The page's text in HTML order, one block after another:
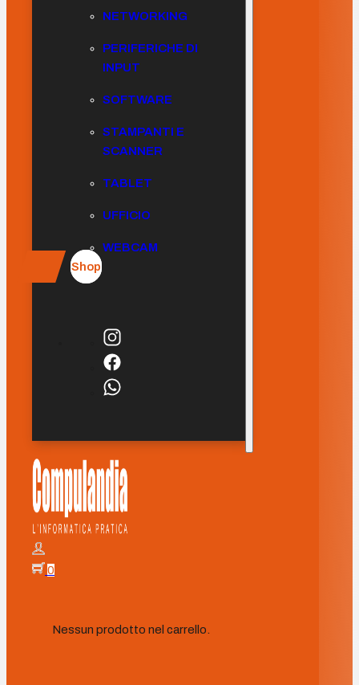
NETWORKING
PERIFERICHE DI
INPUT
SOFTWARE
STAMPANTI E
SCANNER
TABLET
UFFICIO
WEBCAM
Shop
0
Nessun prodotto nel carrello.